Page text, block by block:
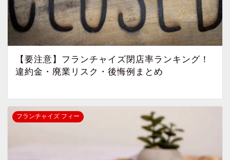
【要注意】フランチャイズ閉店率ランキング！
違約金・廃業リスク・後悔例まとめ
フランチャイズ フィー